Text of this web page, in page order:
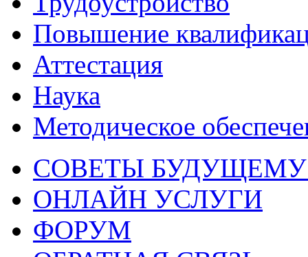
Повышение
Аттестация
Наука
Методическое
СОВЕТЫ
ОНЛАЙН УСЛУГИ
ФОРУМ